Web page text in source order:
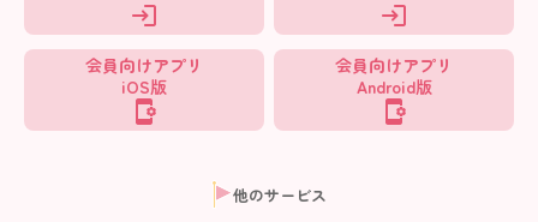
会員向けアプリ
iOS版
会員向けアプリ
Android版
他のサービス